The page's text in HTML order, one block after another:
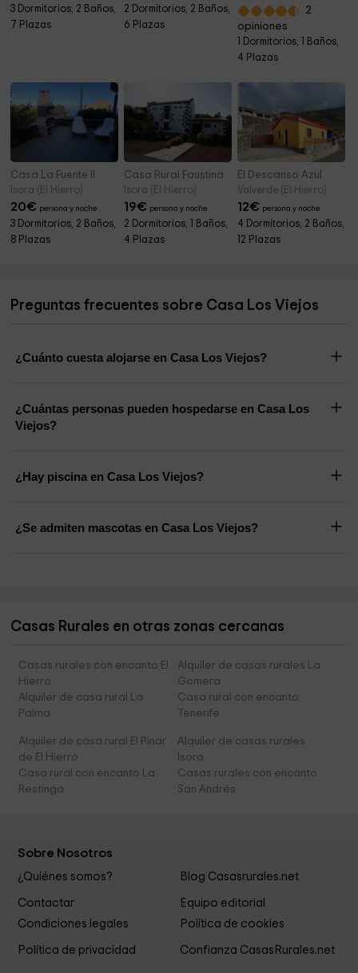
3 Dormitorios, 2 Baños,
7 Plazas
2 Dormitorios, 2 Baños,
6 Plazas
2
opiniones
1 Dormitorios, 1 Baños,
4 Plazas
Casa La Fuente II
Isora (El Hierro)
20€ persona y noche
3 Dormitorios, 2 Baños,
8 Plazas
Casa Rural Faustina
Isora (El Hierro)
19€ persona y noche
2 Dormitorios, 1 Baños,
4 Plazas
El Descanso Azul
Valverde (El Hierro)
12€ persona y noche
4 Dormitorios, 2 Baños,
12 Plazas
Preguntas frecuentes sobre Casa Los Viejos
¿Cuánto cuesta alojarse en Casa Los Viejos?
¿Cuántas personas pueden hospedarse en Casa Los
Viejos?
¿Hay piscina en Casa Los Viejos?
¿Se admiten mascotas en Casa Los Viejos?
Casas Rurales en otras zonas cercanas
Casas rurales con encanto El
Hierro
Alquiler de casas rurales La
Gomera
Alquiler de casa rural La
Palma
Casa rural con encanto
Tenerife
Alquiler de casa rural El Pinar
de El Hierro
Alquiler de casas rurales
Isora
Casa rural con encanto La
Restinga
Casas rurales con encanto
San Andrés
Sobre Nosotros
¿Quiénes somos? Blog Casasrurales.net
Contactar
Equipo editorial
Condiciones legales
Política de cookies
Política de privacidad Confianza CasasRurales.net